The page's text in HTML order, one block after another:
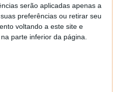
serão aplicadas apenas a
preferências ou retirar seu
voltando a este site e
parte inferior da página.